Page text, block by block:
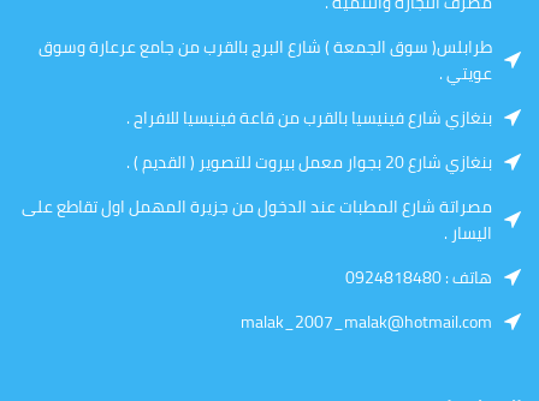
طرابلس( سوق الجمعة ) شارع البرج بالقرب من جامع عرعارة وسوق
عويتي .
بنغازي شارع فينيسيا بالقرب من قاعة فينيسيا للافراح .
بنغازي شارع 20 بجوار معمل بيروت للتصوير ( القديم ) .
مصراتة شارع المطبات عند الدخول من جزيرة المهمل اول تقاطع على
اليسار .
هاتف : 0924818480
malak_2007_malak@hotmail.com